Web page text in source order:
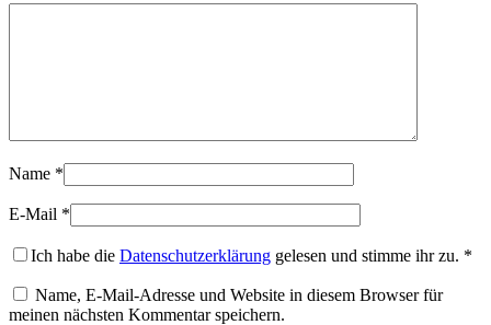
Name *
E-Mail *
Ich habe die Datenschutzerklärung gelesen und stimme ihr zu. *
Name, E-Mail-Adresse und Website in diesem Browser für
meinen nächsten Kommentar speichern.